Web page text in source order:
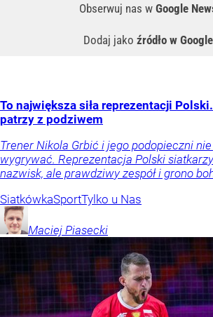
Obserwuj nas w Google
Dodaj jako źródło w Google
To największa siła reprezentacji
patrzy z podziwem
Trener Nikola Grbić i jego podopieczni
wygrywać. Reprezentacja Polski
nazwisk, ale prawdziwy zespół i grono
SiatkówkaSportTylko u Nas
Maciej Piasecki